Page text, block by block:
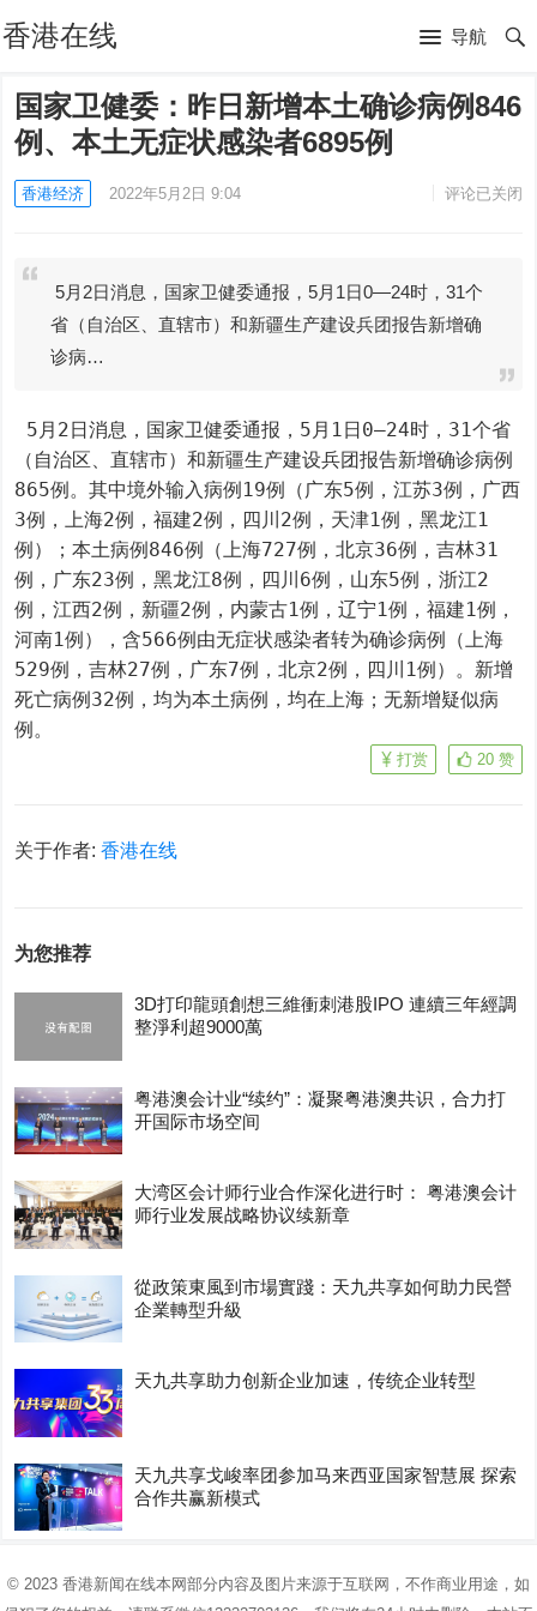
香港在线 导航
国家卫健委：昨日新增本土确诊病例846
例、本土无症状感染者6895例
香港经济 2022年5月2日 9:04 评论已关闭
5月2日消息，国家卫健委通报，5月1日0—24时，31个
省（自治区、直辖市）和新疆生产建设兵团报告新增确
诊病…
5月2日消息，国家卫健委通报，5月1日0—24时，31个省
（自治区、直辖市）和新疆生产建设兵团报告新增确诊病例
865例。其中境外输入病例19例（广东5例，江苏3例，广西
3例，上海2例，福建2例，四川2例，天津1例，黑龙江1
例）；本土病例846例（上海727例，北京36例，吉林31
例，广东23例，黑龙江8例，四川6例，山东5例，浙江2
例，江西2例，新疆2例，内蒙古1例，辽宁1例，福建1例，
河南1例），含566例由无症状感染者转为确诊病例（上海
529例，吉林27例，广东7例，北京2例，四川1例）。新增
死亡病例32例，均为本土病例，均在上海；无新增疑似病
例。
20 赞
打赏
关于作者:香港在线
为您推荐
3D打印龍頭創想三維衝刺港股IPO 連續三年經調
整淨利超9000萬
粤港澳会计业“续约”：凝聚粤港澳共识，合力打
开国际市场空间
大湾区会计师行业合作深化进行时： 粤港澳会计
师行业发展战略协议续新章
從政策東風到市場實踐：天九共享如何助力民營
企業轉型升級
天九共享助力创新企业加速，传统企业转型
天九共享戈峻率团参加马来西亚国家智慧展 探索
合作共赢新模式
© 2023 香港新闻在线本网部分内容及图片来源于互联网，不作商业用途，如